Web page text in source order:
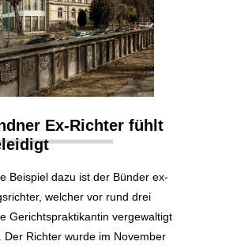
Ex-Richter fühlt
Beispiel dazu ist der Bünder ex-
welcher vor rund drei
Gerichtspraktikantin vergewaltigt
Der Richter wurde im November